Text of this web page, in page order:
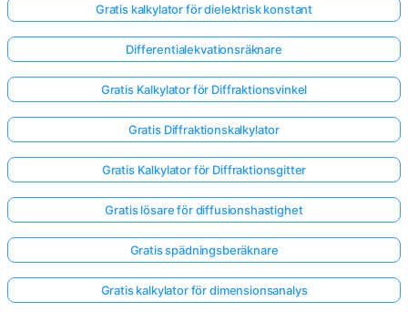
Logga
in
här!
Gratis kalkylator för dielektrisk konstant
Differentialekvationsräknare
Gratis Kalkylator för Diffraktionsvinkel
Gratis Diffraktionskalkylator
Gratis Kalkylator för Diffraktionsgitter
Gratis lösare för diffusionshastighet
Gratis spädningsberäknare
Gratis kalkylator för dimensionsanalys